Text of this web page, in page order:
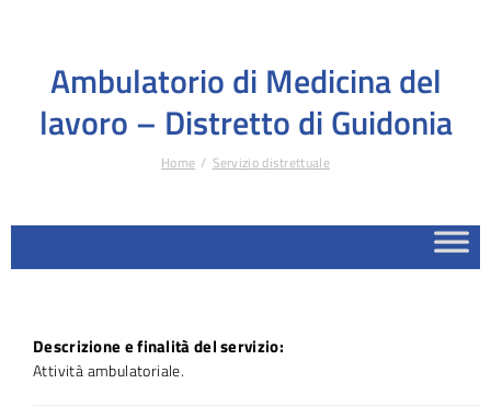
Ambulatorio di Medicina del
lavoro – Distretto di Guidonia
Home Servizio distrettuale
Descrizione e finalità del servizio:
Attività ambulatoriale.